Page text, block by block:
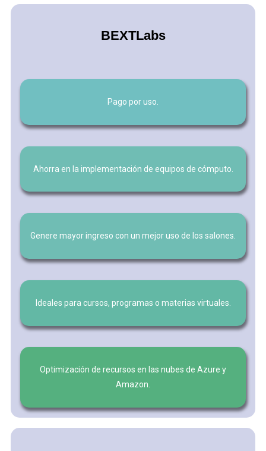
BEXTLabs
Pago por uso.
Ahorra en la implementación de equipos de cómputo.
Genere mayor ingreso con un mejor uso de los salones.
Ideales para cursos, programas o materias virtuales.
Optimización de recursos en las nubes de Azure y
Amazon.